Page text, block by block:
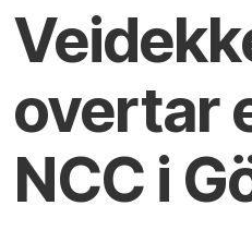
overtar
NCC i